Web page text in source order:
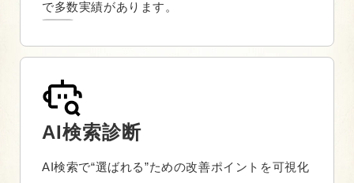
で多数実績があります。
AI検索診断
AI検索で“選ばれる”ための改善ポイントを可視化